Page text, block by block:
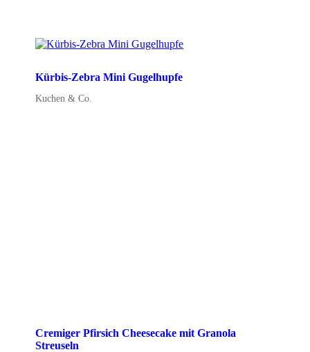
Kürbis-Zebra Mini Gugelhupfe
Kuchen & Co.
Cremiger Pfirsich Cheesecake mit Granola
Streuseln